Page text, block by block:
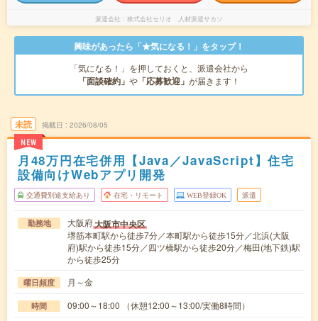
派遣会社 株式会社セリオ 人材派遣サカソ
興味があったら「★気になる！」をタップ！
「気になる！」を押しておくと、派遣会社から
「面談確約」 や 「応募歓迎」 が届きます！
未読
NEW
掲載日 2026/08/05
月48万円在宅併用【Java／JavaScript】住宅
設備向けWebアプリ開発
交通費別途支給あり 在宅・リモート WEB登録OK 派遣
勤務地 大阪府大阪市中央区
堺筋本町駅から徒歩7分／本町駅から徒歩15分／北浜(大阪
府)駅から徒歩15分／四ツ橋駅から徒歩20分／梅田(地下鉄)駅
から徒歩25分
曜日頻度 月～金
時間 09:00～18:00 （休憩12:00～13:00/実働8時間）